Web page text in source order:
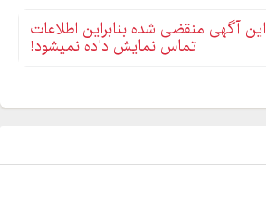
این آگهی منقضی شده بنابراین اطلاعات
تماس نمایش داده نمیشود!